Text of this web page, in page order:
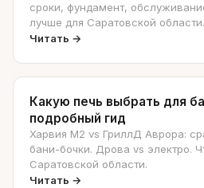
сроки, фундамент,
лучше для Саратовской области.
Читать →
Какую печь выбрать для
подробный гид
Харвия М2 vs ГриллД Аврора:
бани-бочки. Дрова vs электро.
Саратовской области.
Читать →